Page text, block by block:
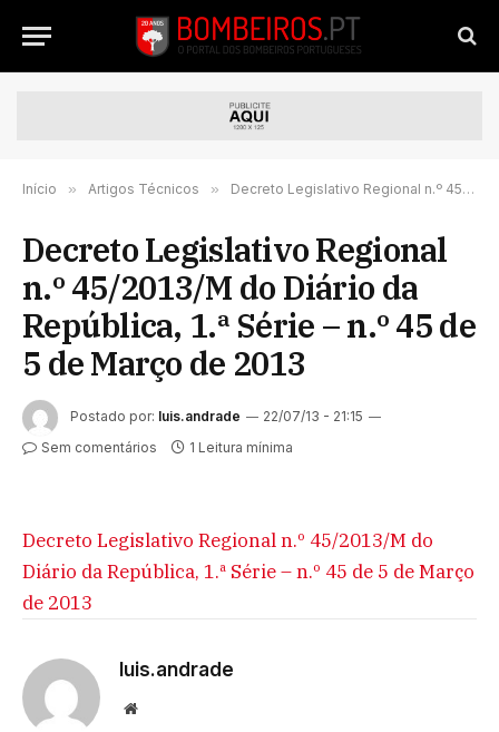
Início » Artigos Técnicos » Decreto Legislativo Regional n.º 45/2013/M do Diário da República, de Março de 2013
Decreto Legislativo Regional
n.º 45/2013/M do Diário da
República, 1.ª Série – n.º 45 de
5 de Março de 2013
Postado por: luis.andrade
22/07/13 - 21:15
Sem comentários
1 Leitura mínima
Decreto Legislativo Regional n.º 45/2013/M do
Diário da República, 1.ª Série – n.º 45 de 5 de Março
de 2013
luis.andrade
Website